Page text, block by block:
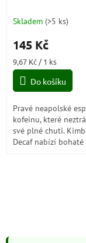
Skladem (>5 ks)
145 Kč
Měrná
cena:
9,67 Kč / 1 ks
Do košíku
Pravé neapolské
kofeinu, které
své plné chuti.
Decaf nabízí bohaté